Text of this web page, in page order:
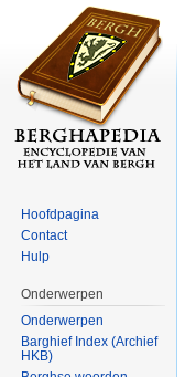
Hoofdpagina
Contact
Hulp
Onderwerpen
Onderwerpen
Barghief Index (Archief
HKB)